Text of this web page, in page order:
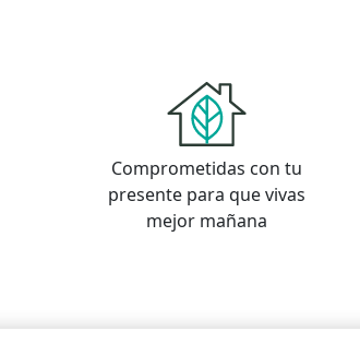
Comprometidas con tu
presente para que vivas
mejor mañana